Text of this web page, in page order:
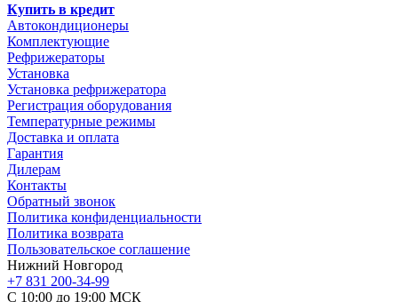
Купить в кредит
Автокондиционеры
Комплектующие
Рефрижераторы
Установка
Установка рефрижератора
Регистрация оборудования
Температурные режимы
Доставка и оплата
Гарантия
Дилерам
Контакты
Обратный звонок
Политика конфиденциальности
Политика возврата
Пользовательское соглашение
Нижний Новгород
+7 831 200-34-99
С 10:00 до 19:00 МСК